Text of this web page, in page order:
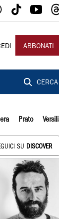
ABBONATI
CERCA
Prato
SU DISCOVER